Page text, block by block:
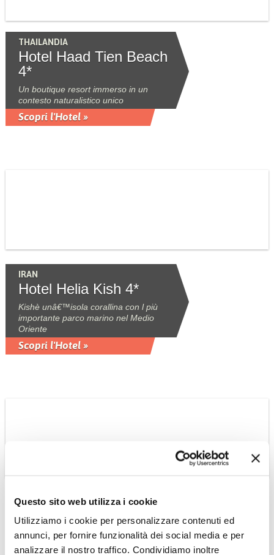
Questo sito web utilizza i cookie
Utilizziamo i cookie per personalizzare contenuti ed
annunci, per fornire funzionalità dei social media e per
analizzare il nostro traffico. Condividiamo inoltre
THAILANDIA
Hotel Haad Tien Beach
4*
Un boutique resort immerso in un
contesto naturalistico unico
Scopri l'Hotel »
IRAN
Hotel Helia Kish 4*
Kishè unâ€™isola corallina con l più
importante parco marino nel Medio
Oriente
Scopri l'Hotel »
Hotel Lake Lodge
vicino a Dambulla
Piccolo ed esclusivo albergo di 6
camere nel cuore del Triangolo